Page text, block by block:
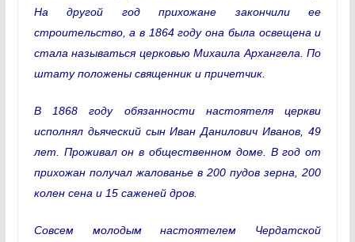
На другой год прихожане закончили ее
строительство, а в 1864 году она была освещена и
стала называться церковью Михаила Архангела. По
штату положены священник и причетчик.
В 1868 году обязанности настоятеля церкви
исполнял дьяческий сын Иван Данилович Иванов, 49
лет. Проживал он в общественном доме. В год от
прихожан получал жалованье в 200 пудов зерна, 200
колен сена и 15 саженей дров.
Совсем молодым настоятелем Чердатской